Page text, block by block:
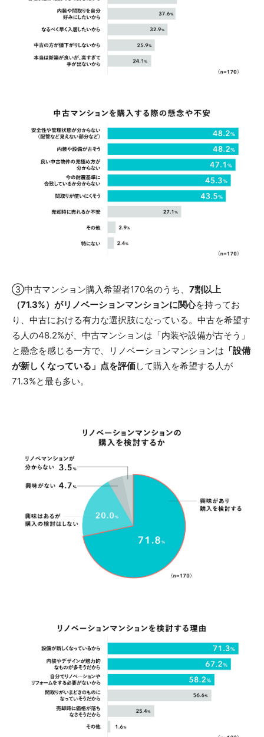
③中古マンション購入希望者170名のうち、 7割以上
（71.3%）がリノベーションマンションに関心を持ってお
り、中古における有力な選択肢になっている。中古を希望す
る人の48.2%が、中古マンションは「内装や設備が古そう」
と懸念を感じる一方で、リノベーションマンションは 「設備
が新しくなっている」点を評価して購入を希望する人が
71.3%と最も多い。